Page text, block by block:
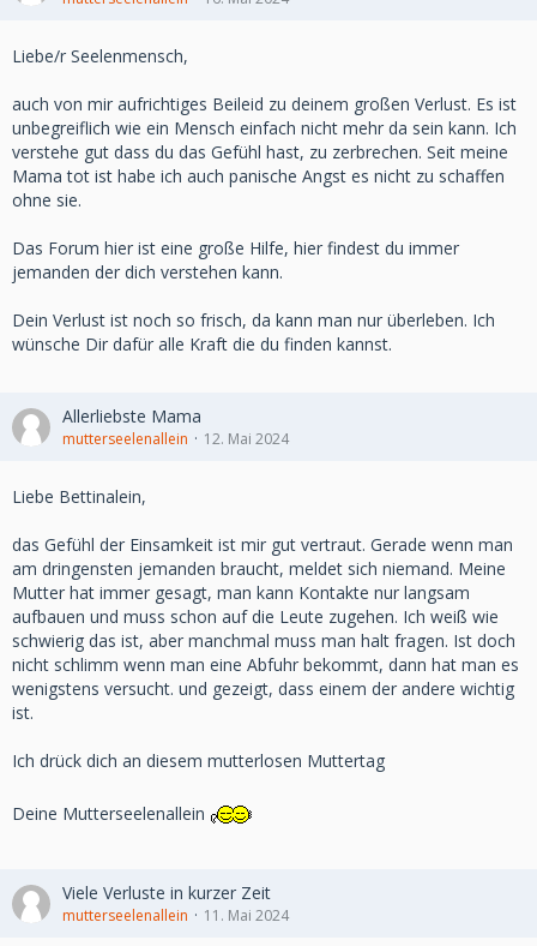
Liebe/r Seelenmensch,
auch von mir aufrichtiges Beileid zu deinem großen Verlust. Es ist
unbegreiflich wie ein Mensch einfach nicht mehr da sein kann. Ich
verstehe gut dass du das Gefühl hast, zu zerbrechen. Seit meine
Mama tot ist habe ich auch panische Angst es nicht zu schaffen
ohne sie.
Das Forum hier ist eine große Hilfe, hier findest du immer
jemanden der dich verstehen kann.
Dein Verlust ist noch so frisch, da kann man nur überleben. Ich
wünsche Dir dafür alle Kraft die du finden kannst.
Allerliebste Mama
mutterseelenallein 12. Mai 2024
Liebe Bettinalein,
das Gefühl der Einsamkeit ist mir gut vertraut. Gerade wenn man
am dringensten jemanden braucht, meldet sich niemand. Meine
Mutter hat immer gesagt, man kann Kontakte nur langsam
aufbauen und muss schon auf die Leute zugehen. Ich weiß wie
schwierig das ist, aber manchmal muss man halt fragen. Ist doch
nicht schlimm wenn man eine Abfuhr bekommt, dann hat man es
wenigstens versucht. und gezeigt, dass einem der andere wichtig
ist.
Ich drück dich an diesem mutterlosen Muttertag
Deine Mutterseelenallein
Viele Verluste in kurzer Zeit
mutterseelenallein 11. Mai 2024